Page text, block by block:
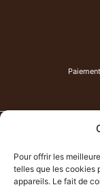
Pour offrir les
telles que les cookies
appareils. Le fait de